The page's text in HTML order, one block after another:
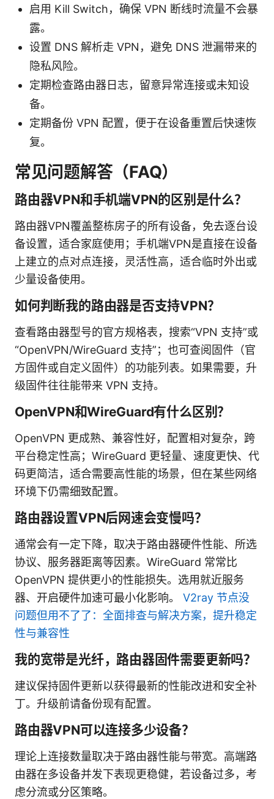
启用 Kill Switch，确保 VPN 断线时流量不会暴
露。
设置 DNS 解析走 VPN，避免 DNS 泄漏带来的
隐私风险。
定期检查路由器日志，留意异常连接或未知设
备。
定期备份 VPN 配置，便于在设备重置后快速恢
复。
常见问题解答（FAQ）
路由器VPN和手机端VPN的区别是什么？
路由器VPN覆盖整栋房子的所有设备，免去逐台设
备设置，适合家庭使用；手机端VPN是直接在设备
上建立的点对点连接，灵活性高，适合临时外出或
少量设备使用。
如何判断我的路由器是否支持VPN？
查看路由器型号的官方规格表，搜索“VPN 支持”或
“OpenVPN/WireGuard 支持”；也可查阅固件（官
方固件或自定义固件）的功能列表。如果需要，升
级固件往往能带来 VPN 支持。
OpenVPN和WireGuard有什么区别？
OpenVPN 更成熟、兼容性好，配置相对复杂，跨
平台稳定性高；WireGuard 更轻量、速度更快、代
码更简洁，适合需要高性能的场景，但在某些网络
环境下仍需细致配置。
路由器设置VPN后网速会变慢吗？
通常会有一定下降，取决于路由器硬件性能、所选
协议、服务器距离等因素。WireGuard 常常比
OpenVPN 提供更小的性能损失。选用就近服务
器、开启硬件加速可最小化影响。 V2ray 节点没
问题但用不了了：全面排查与解决方案，提升稳定
性与兼容性
我的宽带是光纤，路由器固件需要更新吗？
建议保持固件更新以获得最新的性能改进和安全补
丁。升级前请备份现有配置。
路由器VPN可以连接多少设备？
理论上连接数量取决于路由器性能与带宽。高端路
由器在多设备并发下表现更稳健，若设备过多，考
虑分流或分区策略。